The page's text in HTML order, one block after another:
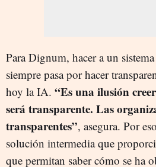
Para Dignum, hacer a un
siempre pasa por hacer
hoy la IA. “Es una ilusión
será transparente. Las
transparentes”, asegura. Por
solución intermedia que
que permitan saber cómo se ha